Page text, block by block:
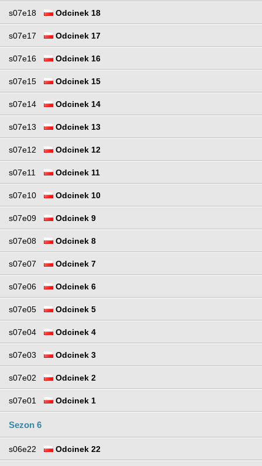
s07e18 Odcinek 18
s07e17 Odcinek 17
s07e16 Odcinek 16
s07e15 Odcinek 15
s07e14 Odcinek 14
s07e13 Odcinek 13
s07e12 Odcinek 12
s07e11 Odcinek 11
s07e10 Odcinek 10
s07e09 Odcinek 9
s07e08 Odcinek 8
s07e07 Odcinek 7
s07e06 Odcinek 6
s07e05 Odcinek 5
s07e04 Odcinek 4
s07e03 Odcinek 3
s07e02 Odcinek 2
s07e01 Odcinek 1
Sezon 6
s06e22 Odcinek 22